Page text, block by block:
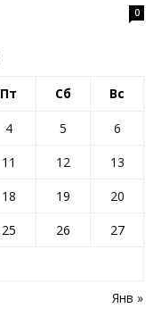
0
Пт Сб Вс
Янв »
4 5
6
11 12
13
18 19
20
25 26
27